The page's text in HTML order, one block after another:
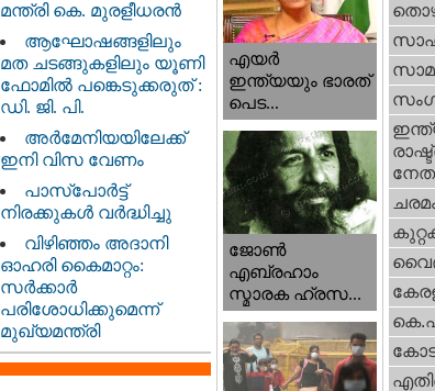
മന്ത്രി കെ. മുരളീധരൻ
ആഘോഷങ്ങളിലും
മത ചടങ്ങുകളിലും യൂണി
ഫോമിൽ പങ്കെടുക്കരുത് :
ഡി. ജി. പി.
അർമേനിയയിലേക്ക്
ഇനി വിസ വേണം
പാസ്‌പോർട്ട്
നിരക്കുകൾ വർദ്ധിച്ചു
വിഴിഞ്ഞം അദാനി
ഓഹരി കൈമാറ്റം:
സർക്കാർ
പരിശോധിക്കുമെന്ന്
മുഖ്യമന്ത്രി
എയര്‍
ഇന്ത്യയും ഭാരത്
പെട...
ജോണ്‍
എബ്രഹാം
സ്മാരക ഹ്രസ...